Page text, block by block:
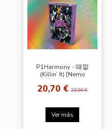
P1Harmony - 때깔
(Killin’ It) [Nemo
20,70 €23,00 €
Ver más